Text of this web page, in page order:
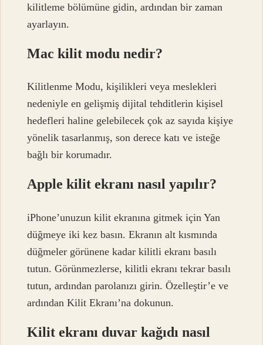
kilitleme bölümüne gidin, ardından bir zaman
ayarlayın.
Mac kilit modu nedir?
Kilitlenme Modu, kişilikleri veya meslekleri
nedeniyle en gelişmiş dijital tehditlerin kişisel
hedefleri haline gelebilecek çok az sayıda kişiye
yönelik tasarlanmış, son derece katı ve isteğe
bağlı bir korumadır.
Apple kilit ekranı nasıl yapılır?
iPhone’unuzun kilit ekranına gitmek için Yan
düğmeye iki kez basın. Ekranın alt kısmında
düğmeler görünene kadar kilitli ekranı basılı
tutun. Görünmezlerse, kilitli ekranı tekrar basılı
tutun, ardından parolanızı girin. Özelleştir’e ve
ardından Kilit Ekranı’na dokunun.
Kilit ekranı duvar kağıdı nasıl